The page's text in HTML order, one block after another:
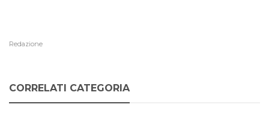
Redazione
CORRELATI CATEGORIA